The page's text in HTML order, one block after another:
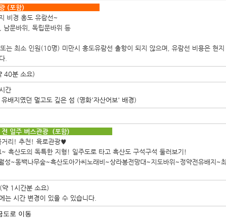
람선 관광 (포함)
비경 홍도 유람선~
남문바위, 독립문바위 등
는 최소 인원(10명) 미만시 홍도유람선 출항이 되지 않으며, 유람선 비용은 현지
.
40분 소요)
간
배지였던 멀고도 깊은 섬 (영화'자산어보' 배경)
석~ 전 일주 버스관광 (포함)
거리! 추천! 육로관광♥
~ 흑산도의 독특한 지형! 일주도로 타고 흑산도 구석구석 둘러보기!
성~동백나무숲~흑산도아가씨노래비~상라봉전망대~지도바위~정약전유배지~최
(약 1시간분 소요)
는 시간 변경이 있을 수 있습니다.
도로 이동